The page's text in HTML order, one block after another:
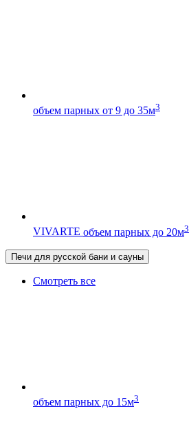
объем парных от 9 до 35м3
VIVARTE объем парных до 20м3
Печи для русской бани и сауны
Смотреть все
объем парных до 15м3